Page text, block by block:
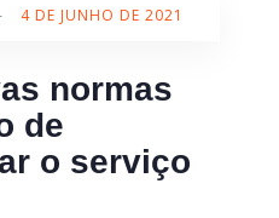
4 DE JUNHO DE 2021
normas
de
o serviço